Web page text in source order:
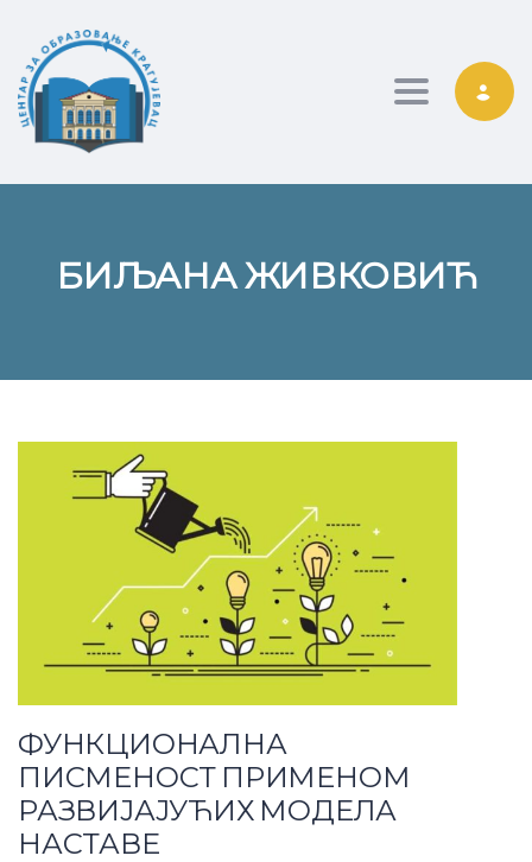
Toggle
БИЉАНА ЖИВКОВИЋ
ФУНКЦИОНАЛНА
ПИСМЕНОСТ ПРИМЕНОМ
РАЗВИЈАЈУЋИХ МОДЕЛА
НАСТАВЕ